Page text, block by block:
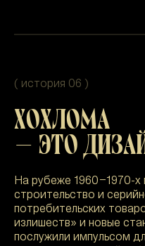
( история 06 )
ХОХЛОМА
— ЭТО
На рубеже 1960–1970-х
строительство и
потребительских
излишеств» и новые
послужили импульсом